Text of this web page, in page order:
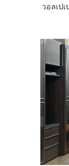
วอลเป